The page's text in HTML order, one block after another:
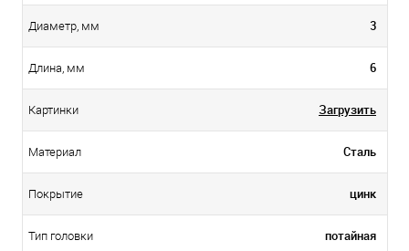
Диаметр, мм 3
Длина, мм 6
Картинки Загрузить
Материал Сталь
Покрытие цинк
Тип головки потайная